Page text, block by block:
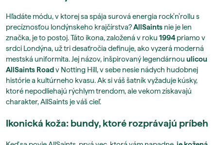
Hľadáte módu, v ktorej sa spája surová energia rock'n'rollu s
precíznosťou londýnskeho krajčírstva?AllSaints nie je len
značka, je to postoj. Táto ikona, založená v roku 1994 priamo v
srdci Londýna, už tri desaťročia definuje, ako vyzerá moderná
mestská uniformita. Jej názov, inšpirovaný legendárnou ulicou
AllSaints Roadv Notting Hill, v sebe nesie nádych hudobnej
histórie a kultúrneho kvasu. Ak si váš šatník vyžaduje kúsky,
ktoré nepodliehajú rýchlym trendom, ale vekom získavajú
charakter, AllSaints je váš cieľ.
Ikonická koža: bundy, ktoré rozprávajú príbeh